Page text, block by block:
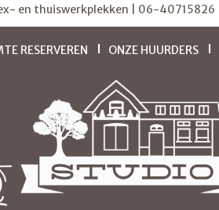
en thuiswerkplekken | 06-40715826 |
RESERVEREN ONZE HUURDERS